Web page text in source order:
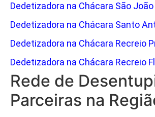
Dedetizadora na Chácara São João
Dedetizadora na Chácara Santo
Dedetizadora na Chácara Recreio
Dedetizadora na Chácara Recreio
Rede de
Parceiras na